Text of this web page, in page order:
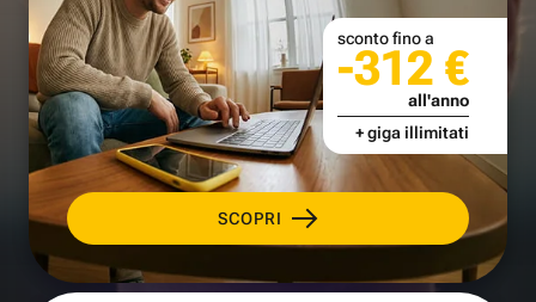
SCOPRI
sconto fino a
-312 €
all'anno
+ giga illimitati